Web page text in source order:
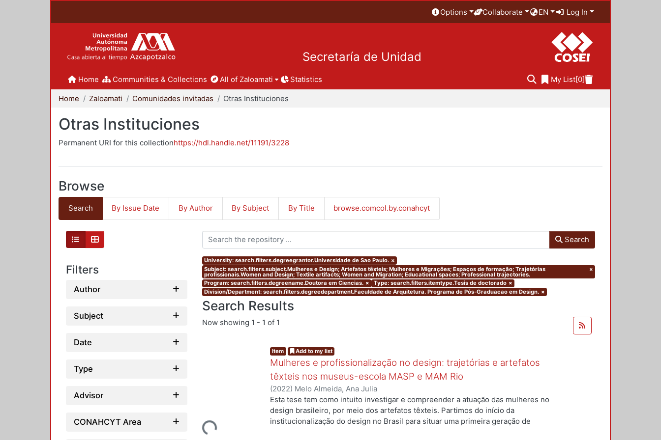
Options Collaborate EN Log In
Secretaría de Unidad
Home Communities & Collections All of Zaloamati Statistics My List[0]
Home Zaloamati Comunidades invitadas Otras Instituciones
Otras Instituciones
Permanent URI for this collectionhttps://hdl.handle.net/11191/3228
Browse
Search By Issue Date By Author By Subject By Title browse.comcol.by.conahcyt
Filters
Author
Subject
Date
Type
Advisor
CONAHCYT Area
Search
University: search.filters.degreegrantor.Universidade de Sao Paulo. ×
Subject: search.filters.subject.Mulheres e Design; Artefatos têxteis; Mulheres e Migrações; Espaços de formação; Trajetórias
profissionais.Women and Design; Textile artifacts; Women and Migration; Educational spaces; Professional trajectories.
×
Program: search.filters.degreename.Doutora em Ciencias. × Type: search.filters.itemtype.Tesis de doctorado ×
Division/Department: search.filters.degreedepartment.Faculdade de Arquitetura. Programa de Pós-Graduacao em Design. ×
Search Results
Now showing 1 - 1 of 1
Loading...
Item Add to my list
Mulheres e profissionalização no design: trajetórias e artefatos
têxteis nos museus-escola MASP e MAM Rio
(2022) Melo Almeida, Ana Julia
Esta tese tem como intuito investigar e compreender a atuação das mulheres no
design brasileiro, por meio dos artefatos têxteis. Partimos do início da
institucionalização do design no Brasil para situar uma primeira geração de